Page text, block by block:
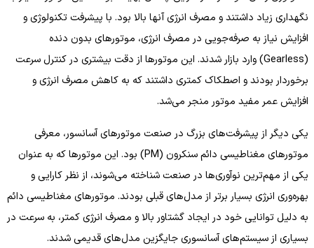
نگهداری زیاد داشتند و مصرف انرژی آنها بالا بود. با پیشرفت تکنولوژی و
افزایش نیاز به صرفه‌جویی در مصرف انرژی، موتورهای بدون دنده
(Gearless) وارد بازار شدند. این موتورها از دقت بیشتری در کنترل سرعت
برخوردار بودند و اصطکاک کمتری داشتند که به کاهش مصرف انرژی و
افزایش عمر مفید موتور منجر می‌شد.
یکی دیگر از پیشرفت‌های بزرگ در صنعت موتورهای آسانسور، معرفی
موتورهای مغناطیسی دائم سنکرون (PM) بود. این موتورها که به عنوان
یکی از مهم‌ترین نوآوری‌ها در صنعت شناخته می‌شوند، از نظر کارایی و
بهره‌وری انرژی بسیار برتر از مدل‌های قبلی بودند. موتورهای مغناطیسی دائم
به دلیل توانایی خود در ایجاد گشتاور بالا و مصرف انرژی کمتر، به سرعت در
بسیاری از سیستم‌های آسانسوری جایگزین مدل‌های قدیمی شدند.